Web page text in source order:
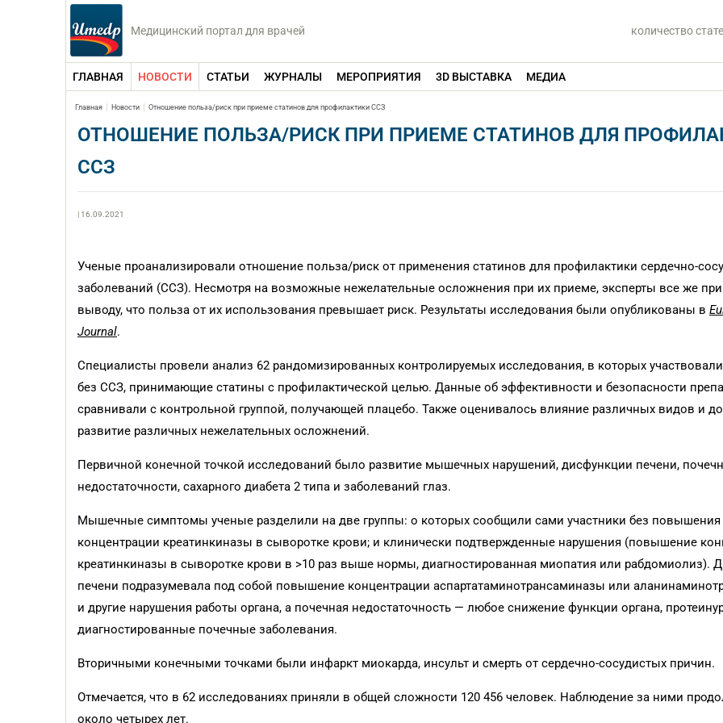
Медицинский портал для врачей количество
ГЛАВНАЯ НОВОСТИ СТАТЬИ ЖУРНАЛЫ МЕРОПРИЯТИЯ 3D ВЫСТАВКА МЕДИА
Главная Новости Отношение польза/риск при приеме статинов для профилактики ССЗ
ОТНОШЕНИЕ ПОЛЬЗА/РИСК ПРИ ПРИЕМЕ СТАТИНОВ ДЛЯ
ССЗ
| 16.09.2021
Ученые проанализировали отношение польза/риск от применения статинов для профилактики сердечно-
заболеваний (ССЗ). Несмотря на возможные нежелательные осложнения при их приеме, эксперты все же
выводу, что польза от их использования превышает риск. Результаты исследования были опубликованы в
Journal.
Специалисты провели анализ 62 рандомизированных контролируемых исследования, в которых
без ССЗ, принимающие статины с профилактической целью. Данные об эффективности и безопасности
сравнивали с контрольной группой, получающей плацебо. Также оценивалось влияние различных видов и
развитие различных нежелательных осложнений.
Первичной конечной точкой исследований было развитие мышечных нарушений, дисфункции печени,
недостаточности, сахарного диабета 2 типа и заболеваний глаз.
Мышечные симптомы ученые разделили на две группы: о которых сообщили сами участники без повышения
концентрации креатинкиназы в сыворотке крови; и клинически подтвержденные нарушения (повышение
креатинкиназы в сыворотке крови в >10 раз выше нормы, диагностированная миопатия или рабдомиолиз).
печени подразумевала под собой повышение концентрации аспартатаминотрансаминазы или
и другие нарушения работы органа, а почечная недостаточность — любое снижение функции органа,
диагностированные почечные заболевания.
Вторичными конечными точками были инфаркт миокарда, инсульт и смерть от сердечно-сосудистых причин.
Отмечается, что в 62 исследованиях приняли в общей сложности 120 456 человек. Наблюдение за ними
около четырех лет.